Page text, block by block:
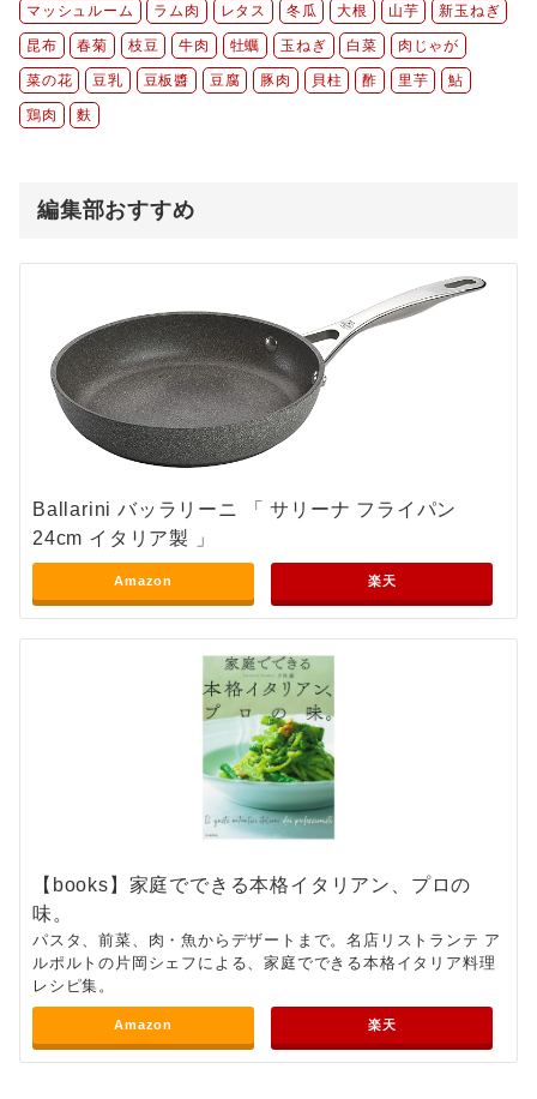
マッシュルーム ラム肉 レタス 冬瓜 大根 山芋 新玉ねぎ
昆布 春菊 枝豆 牛肉 牡蠣 玉ねぎ 白菜 肉じゃが
菜の花 豆乳 豆板醬 豆腐 豚肉 貝柱 酢 里芋 鮎
鶏肉 麩
編集部おすすめ
Ballarini バッラリーニ 「 サリーナ フライパン
24cm イタリア製 」
Amazon 楽天
【books】家庭でできる本格イタリアン、プロの
味。
パスタ、前菜、肉・魚からデザートまで。名店リストランテ ア
ルポルトの片岡シェフによる、家庭でできる本格イタリア料理
レシピ集。
Amazon 楽天